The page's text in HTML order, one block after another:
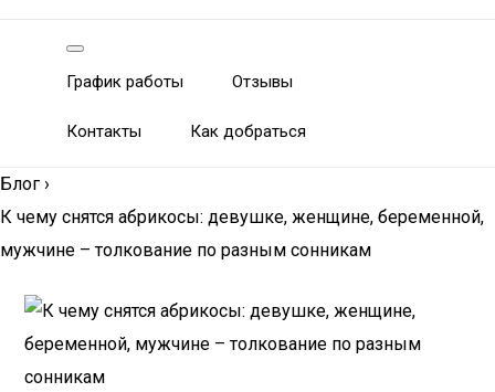
График работы Отзывы
Контакты Как добраться
Блог ›
К чему снятся абрикосы: девушке, женщине, беременной,
мужчине – толкование по разным сонникам